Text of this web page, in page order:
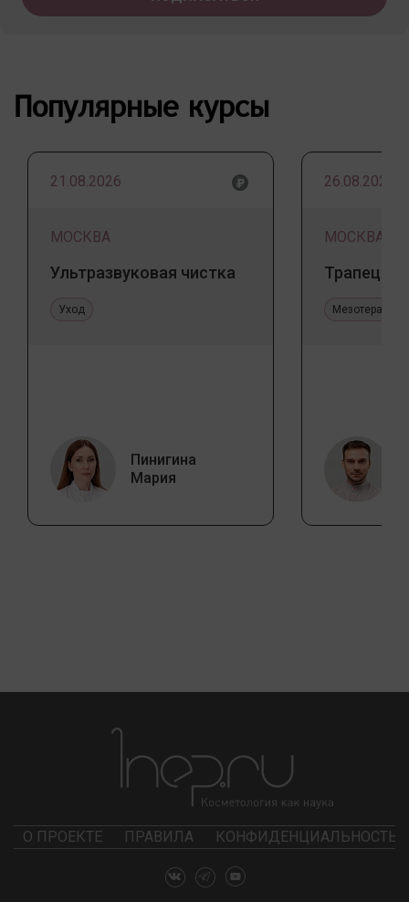
Популярные курсы
21.08.2026
МОСКВА
Ультразвуковая чистка
Уход
Пинигина
Мария
26.08.2026
МОСКВА
Трапеция
Мезотерапия
О ПРОЕКТЕ ПРАВИЛА КОНФИДЕНЦИАЛЬНОСТЬ